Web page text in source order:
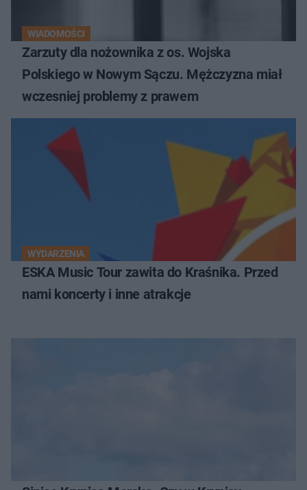
WIADOMOŚCI
Zarzuty dla nożownika z os. Wojska
Polskiego w Nowym Sączu. Mężczyzna miał
wczesniej problemy z prawem
WYDARZENIA
ESKA Music Tour zawita do Kraśnika. Przed
nami koncerty i inne atrakcje